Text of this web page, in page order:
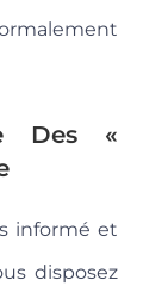
Des «
informé et
disposez